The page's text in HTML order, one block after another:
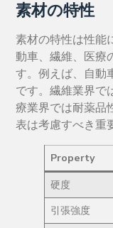
素材の特性
素材の特性は性能
動車、繊維、医療
す。例えば、自動
です。繊維業界で
療業界では耐薬品
表は考慮すべき重
Property
硬度
引張強度